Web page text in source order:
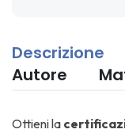
Descrizione
Autore
Ottieni la